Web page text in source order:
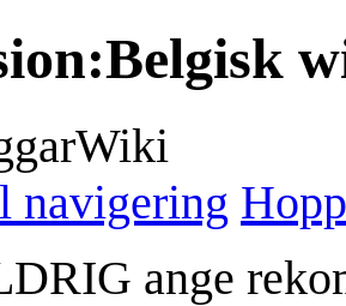
:Belgisk
navigering
ange